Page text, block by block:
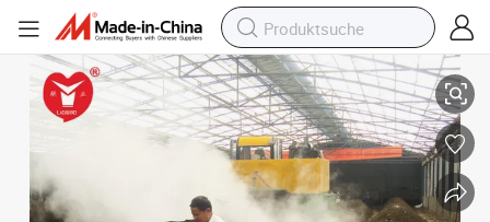
Turner Maschine für Abfälle von Hühnermist und Kuh Dung